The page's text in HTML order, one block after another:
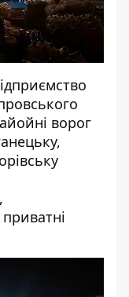
ворог